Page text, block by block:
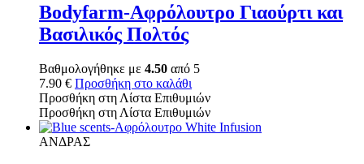
Bodyfarm-Αφρόλουτρο Γιαούρτι και
Βασιλικός Πολτός
Βαθμολογήθηκε με 4.50 από 5
7.90 € Προσθήκη στο καλάθι
Προσθήκη στη Λίστα Επιθυμιών
Προσθήκη στη Λίστα Επιθυμιών
ΑΝΔΡΑΣ